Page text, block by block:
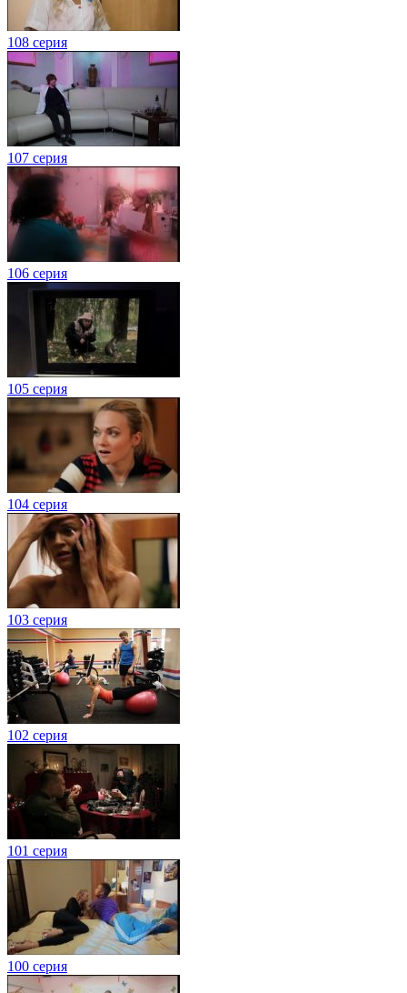
108 серия
107 серия
106 серия
105 серия
104 серия
103 серия
102 серия
101 серия
100 серия